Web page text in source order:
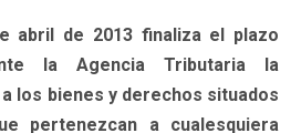
abril de 2013 finaliza el plazo
la Agencia Tributaria la
los bienes y derechos situados
pertenezcan a cualesquiera